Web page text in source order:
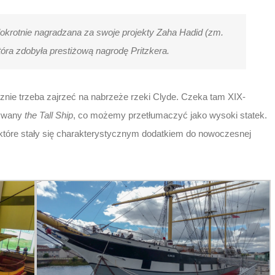
nagradzana za swoje projekty Zaha Hadid (zm.
zdobyła prestiżową nagrodę Pritzkera.
trzeba zajrzeć na nabrzeże rzeki Clyde. Czeka tam XIX-
the Tall Ship, co możemy przetłumaczyć jako wysoki statek.
stały się charakterystycznym dodatkiem do nowoczesnej